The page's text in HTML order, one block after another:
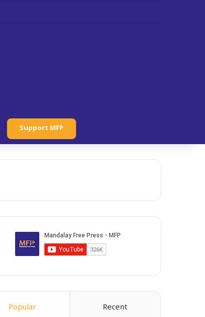
Support MFP
Popular Recent